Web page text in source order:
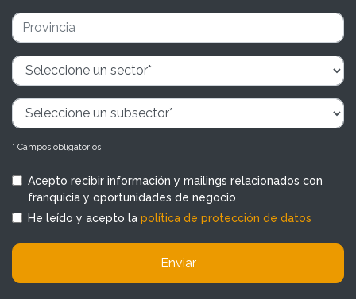
* Campos obligatorios
Acepto recibir información y mailings relacionados con
franquicia y oportunidades de negocio
He leído y acepto la política de protección de datos
Enviar